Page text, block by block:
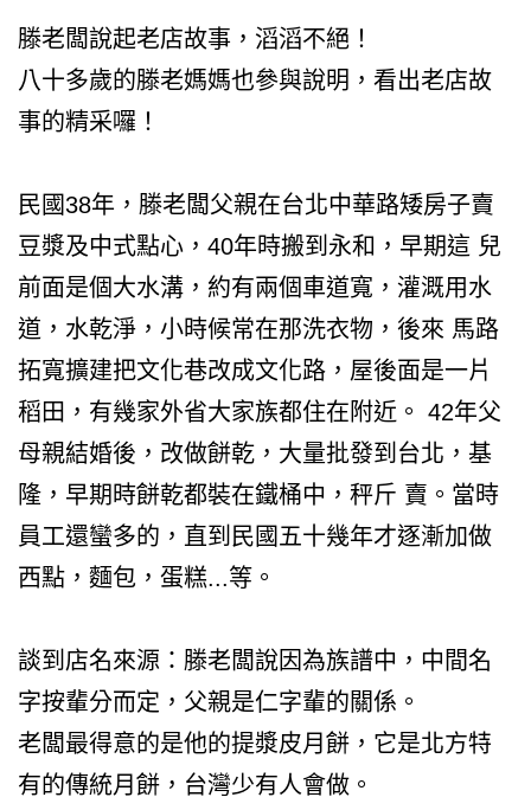
滕老闆說起老店故事，滔滔不絕！
八十多歲的滕老媽媽也參與說明，看出老店故
事的精采囉！
民國38年，滕老闆父親在台北中華路矮房子賣
豆漿及中式點心，40年時搬到永和，早期這 兒
前面是個大水溝，約有兩個車道寬，灌溉用水
道，水乾淨，小時候常在那洗衣物，後來 馬路
拓寬擴建把文化巷改成文化路，屋後面是一片
稻田，有幾家外省大家族都住在附近。 42年父
母親結婚後，改做餅乾，大量批發到台北，基
隆，早期時餅乾都裝在鐵桶中，秤斤 賣。當時
員工還蠻多的，直到民國五十幾年才逐漸加做
西點，麵包，蛋糕...等。
談到店名來源：滕老闆說因為族譜中，中間名
字按輩分而定，父親是仁字輩的關係。
老闆最得意的是他的提漿皮月餅，它是北方特
有的傳統月餅，台灣少有人會做。